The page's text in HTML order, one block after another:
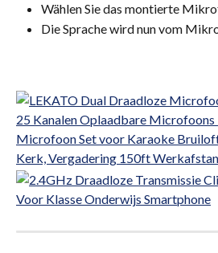
Wählen Sie das montierte
Die Sprache wird nun vom